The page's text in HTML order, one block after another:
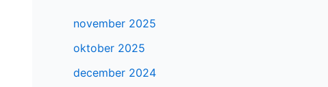
november 2025
oktober 2025
december 2024